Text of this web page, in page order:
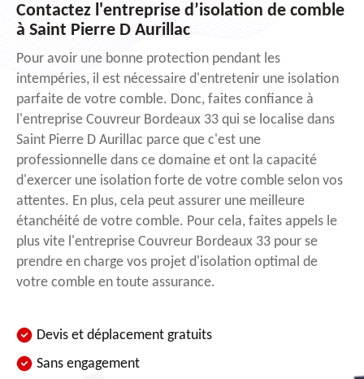
Contactez l'entreprise d’isolation de comble
à Saint Pierre D Aurillac
Pour avoir une bonne protection pendant les
intempéries, il est nécessaire d'entretenir une isolation
parfaite de votre comble. Donc, faites confiance à
l'entreprise Couvreur Bordeaux 33 qui se localise dans
Saint Pierre D Aurillac parce que c'est une
professionnelle dans ce domaine et ont la capacité
d'exercer une isolation forte de votre comble selon vos
attentes. En plus, cela peut assurer une meilleure
étanchéité de votre comble. Pour cela, faites appels le
plus vite l'entreprise Couvreur Bordeaux 33 pour se
prendre en charge vos projet d'isolation optimal de
votre comble en toute assurance.
Devis et déplacement gratuits
Sans engagement